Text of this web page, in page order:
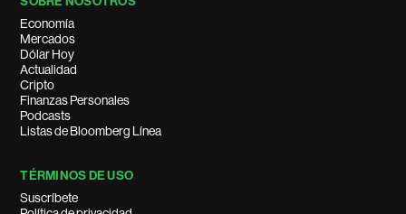
Economía
Mercados
Dólar Hoy
Actualidad
Cripto
Finanzas Personales
Podcasts
Listas de Bloomberg Línea
TÉRMINOS DE USO
Suscríbete